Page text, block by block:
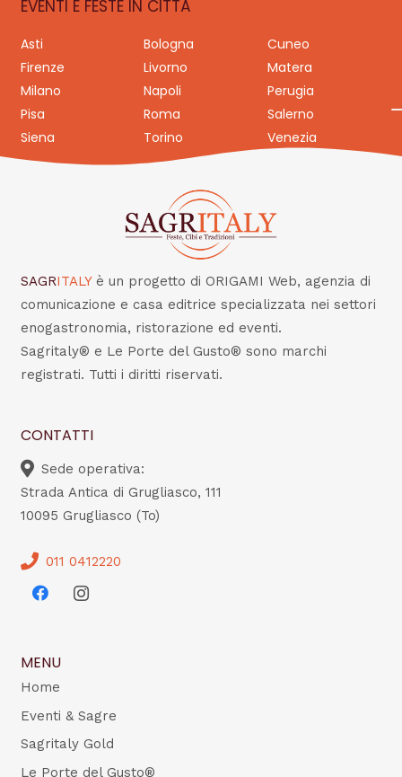
EVENTI E FESTE IN CITTÀ
Asti Bologna
Cuneo
Firenze
Livorno
Matera
Milano
Napoli
Perugia
Pisa
Roma
Salerno
Siena
Torino Venezia
SAGRITALY è un progetto di ORIGAMI Web, agenzia di
comunicazione e casa editrice specializzata nei settori
enogastronomia, ristorazione ed eventi.
Sagritaly® e Le Porte del Gusto® sono marchi
registrati. Tutti i diritti riservati.
CONTATTI
Sede operativa:
Strada Antica di Grugliasco, 111
10095 Grugliasco (To)
011 0412220
MENU
Home
Eventi & Sagre
Sagritaly Gold
Le Porte del Gusto®